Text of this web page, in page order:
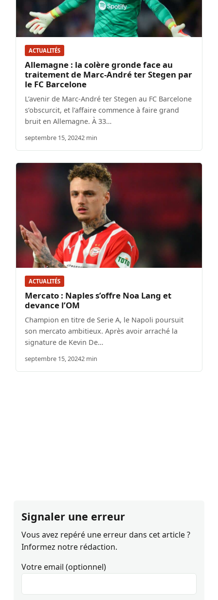
ACTUALITÉS
Allemagne : la colère gronde face au
traitement de Marc-André ter Stegen par
le FC Barcelone
L’avenir de Marc-André ter Stegen au FC Barcelone
s’obscurcit, et l’affaire commence à faire grand
bruit en Allemagne. À 33…
septembre 15, 20242 min
ACTUALITÉS
Mercato : Naples s’offre Noa Lang et
devance l’OM
Champion en titre de Serie A, le Napoli poursuit
son mercato ambitieux. Après avoir arraché la
signature de Kevin De…
septembre 15, 20242 min
Signaler une erreur
Vous avez repéré une erreur dans cet article ?
Informez notre rédaction.
Votre email (optionnel)